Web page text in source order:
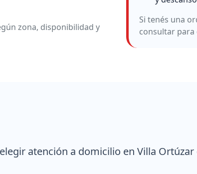
zona, disponibilidad y
Si tenés una
consultar
atención a domicilio en Villa